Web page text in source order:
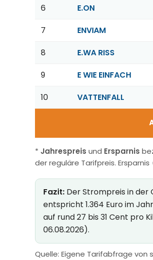
6
E.ON
7
ENVIAM
8
E.WA RISS
9
E WIE EINFACH
10
VATTENFALL
* Jahrespreis und Ersparnis
der reguläre Tarifpreis.
Fazit: Der Strompreis in der
entspricht 1.364 Euro im
auf rund 27 bis 31 Cent pro
06.08.2026).
Quelle: Eigene Tarifabfrage von